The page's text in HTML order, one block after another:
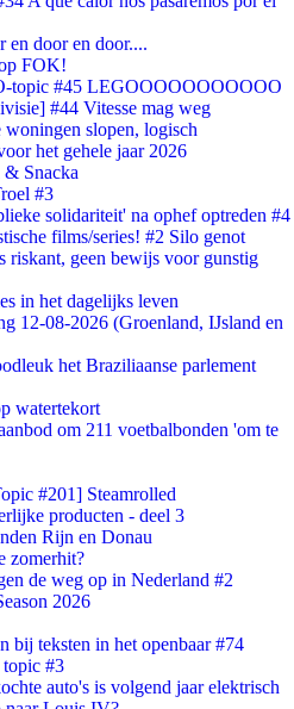
en door en door....
FOK!
topic #45 LEGOOOOOOOOOOO
#44 Vitesse mag weg
slopen, logisch
het gehele jaar 2026
Snacka
#3
solidariteit' na ophef optreden #4
films/series! #2 Silo genot
riskant, geen bewijs voor gunstig
in het dagelijks leven
12-08-2026 (Groenland, IJsland en
het Braziliaanse parlement
watertekort
om 211 voetbalbonden 'om te
#201] Steamrolled
producten - deel 3
Rijn en Donau
zomerhit?
de weg op in Nederland #2
2026
bij teksten in het openbaar #74
topic #3
auto's is volgend jaar elektrisch